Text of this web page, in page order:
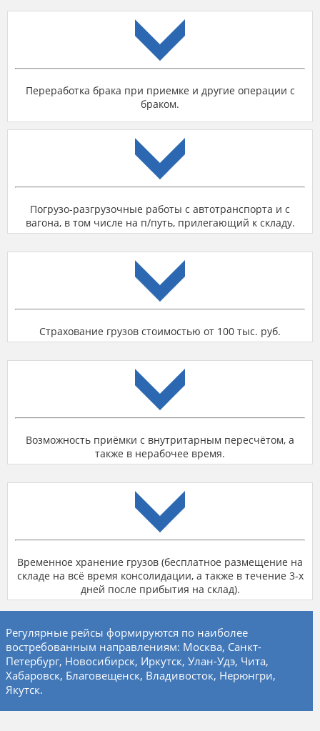
Переработка брака при приемке и другие операции с
браком.
Погрузо-разгрузочные работы с автотранспорта и с
вагона, в том числе на п/путь, прилегающий к складу.
Страхование грузов стоимостью от 100 тыс. руб.
Возможность приёмки с внутритарным пересчётом, а
также в нерабочее время.
Временное хранение грузов (бесплатное размещение на
складе на всё время консолидации, а также в течение 3-х
дней после прибытия на склад).
Регулярные рейсы формируются по наиболее
востребованным направлениям: Москва, Санкт-
Петербург, Новосибирск, Иркутск, Улан-Удэ, Чита,
Хабаровск, Благовещенск, Владивосток, Нерюнгри,
Якутск.